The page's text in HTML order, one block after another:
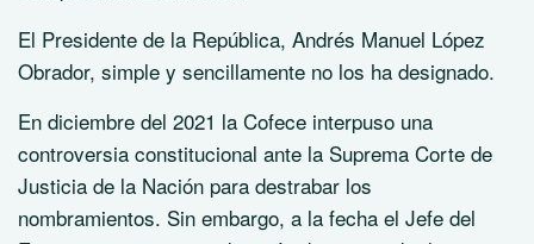
El Presidente de la República, Andrés Manuel López
Obrador, simple y sencillamente no los ha designado.
En diciembre del 2021 la Cofece interpuso una
controversia constitucional ante la Suprema Corte de
Justicia de la Nación para destrabar los
nombramientos. Sin embargo, a la fecha el Jefe del